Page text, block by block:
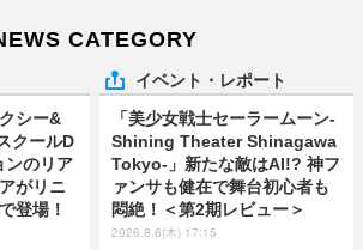
CATEGORY
シー&
クールD
ンのリア
がリニ
登場！
イベント・レポート
「美少女戦士セーラームーン-
Shining Theater Shinagawa
Tokyo-」新たな敵はAI!? 神フ
ァンサも健在で舞台初心者も
悶絶！＜第2期レビュー＞
2026.8.6(木) 17:15